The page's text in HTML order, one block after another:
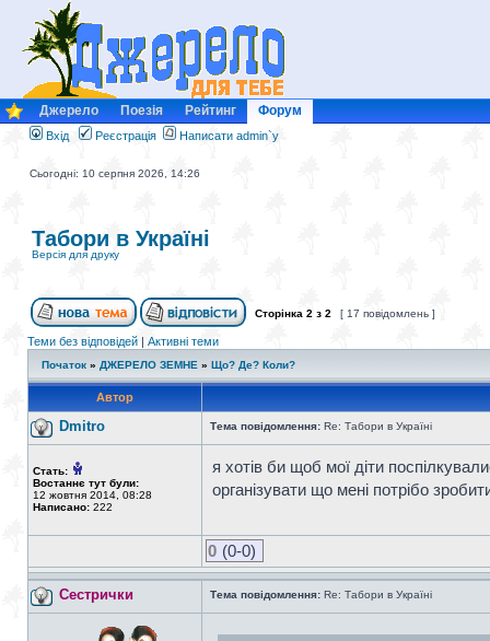
Джерело Поезія Рейтинг Форум
Вхід Реєстрація Написати admin`у
Сьогодні: 10 серпня 2026, 14:26
Табори в Україні
Версія для друку
Сторінка 2 з 2 [ 17 повідомлень ]
Теми без відповідей | Активні теми
Початок » ДЖЕРЕЛО ЗЕМНЕ » Що? Де? Коли?
Автор
Dmitro Тема повідомлення: Re: Табори в Україні
Стать:
Востаннє тут були:
12 жовтня 2014, 08:28
Написано: 222
я хотів би щоб мої діти
організувати що мені потрібо
0 (0-0)
Сестрички Тема повідомлення: Re: Табори в Україні